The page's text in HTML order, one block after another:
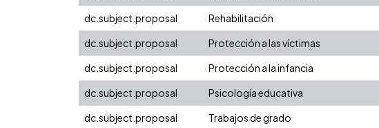
dc.subject.proposal
Rehabilitación
dc.subject.proposal
Protección a las víctimas
dc.subject.proposal
Protección a la infancia
dc.subject.proposal
Psicología educativa
dc.subject.proposal
Trabajos de grado